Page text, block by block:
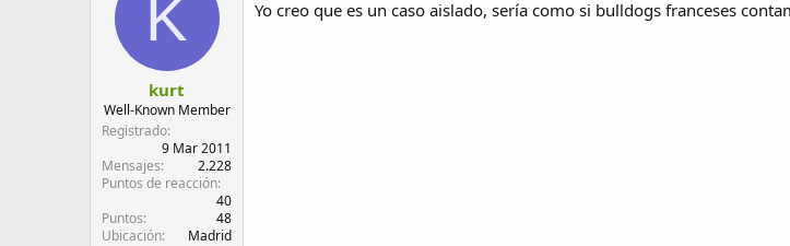
K
kurt
Well-Known Member
Registrado
9 Mar 2011
Mensajes
2.228
Puntos de reacción
40
Puntos
48
Ubicación
Madrid
Yo creo que es un caso aislado, sería como si bulldogs franceses